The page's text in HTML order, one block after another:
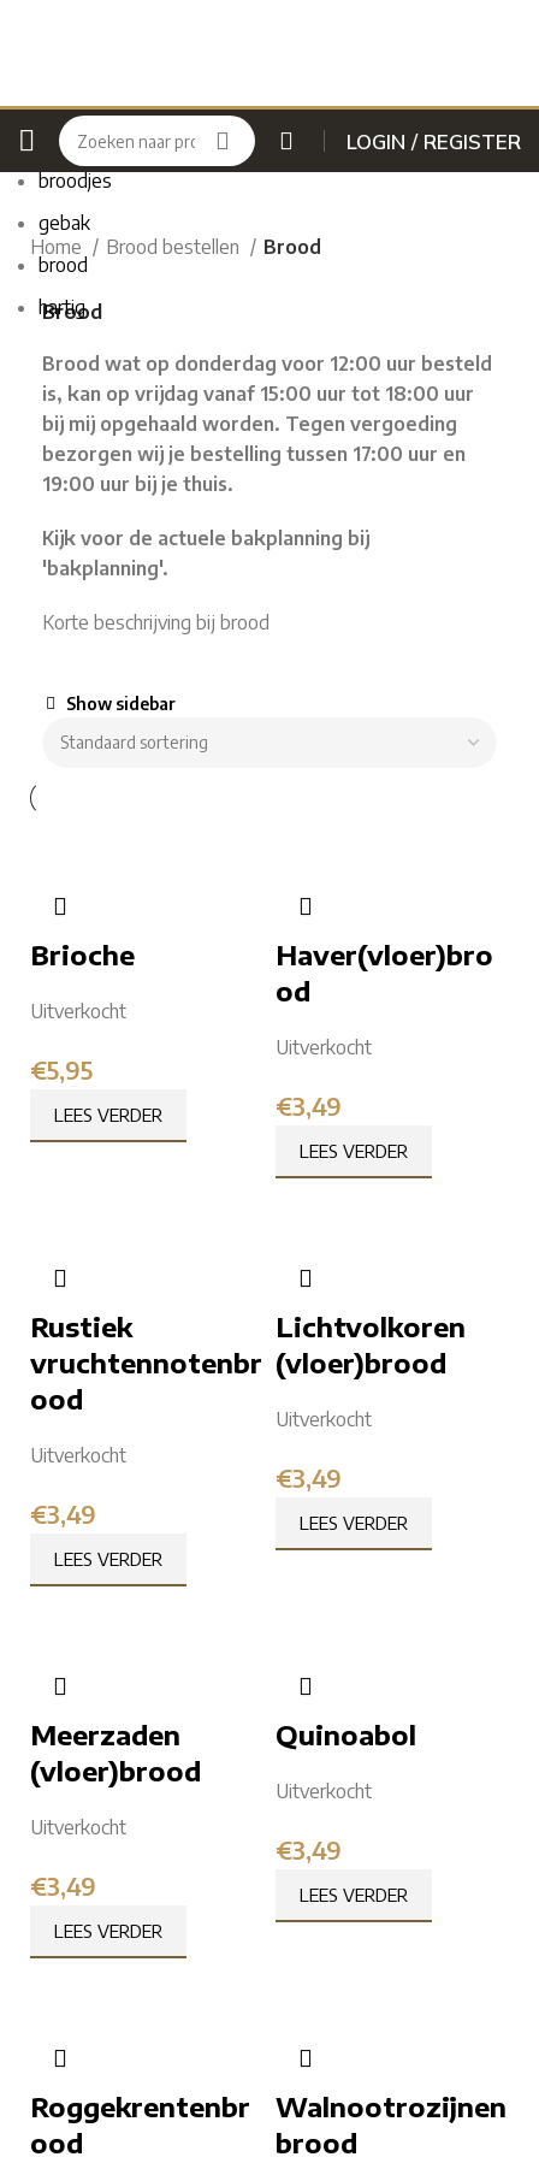
LOGIN / REGISTER
Home Brood bestellen Brood
Brood
Brood wat op donderdag voor 12:00 uur besteld
is, kan op vrijdag vanaf 15:00 uur tot 18:00 uur
bij mij opgehaald worden. Tegen vergoeding
bezorgen wij je bestelling tussen 17:00 uur en
19:00 uur bij je thuis.
Kijk voor de actuele bakplanning bij
'bakplanning'.
Korte beschrijving bij brood
Show sidebar
Brioche
Uitverkocht
€5,95
LEES VERDER
Haver(vloer)bro
od
Uitverkocht
€3,49
LEES VERDER
Rustiek
vruchtennotenbr
ood
Uitverkocht
€3,49
LEES VERDER
Lichtvolkoren
(vloer)brood
Uitverkocht
€3,49
LEES VERDER
Meerzaden
(vloer)brood
Uitverkocht
€3,49
LEES VERDER
Quinoabol
Uitverkocht
€3,49
LEES VERDER
Roggekrentenbr
ood
Walnootrozijnen
brood
Popular requests:
broodjes
gebak
brood
hartig